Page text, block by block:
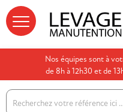
Nos équipes sont à
de 8h à 12h30 et de